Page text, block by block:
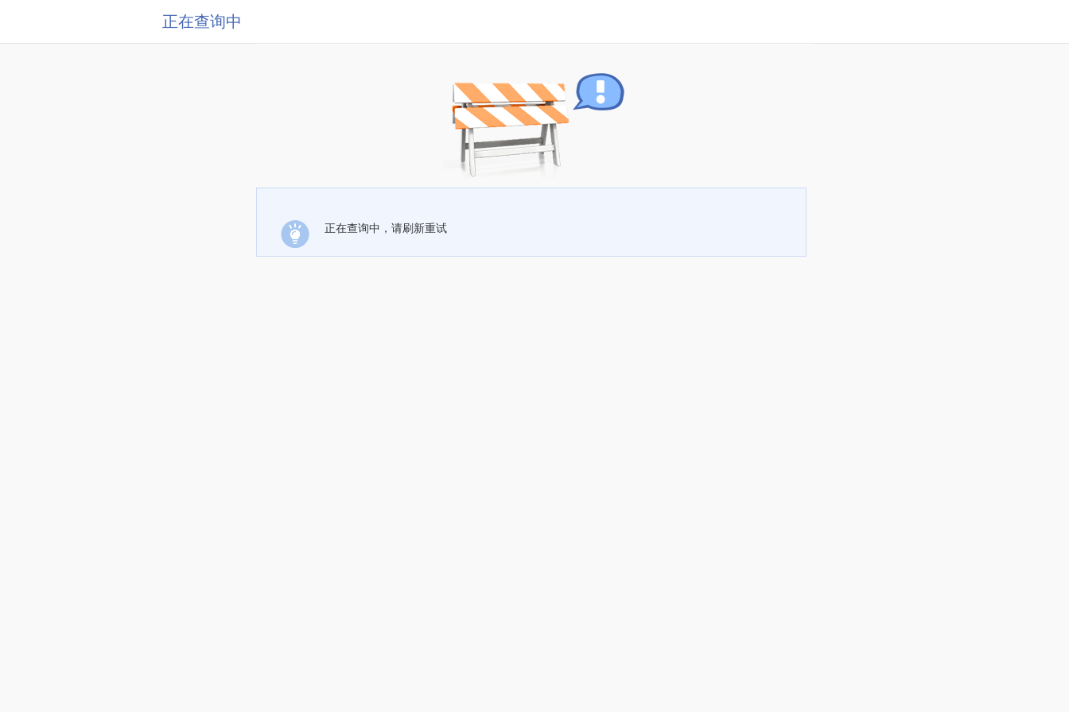
正在查询中
正在查询中，请刷新重试